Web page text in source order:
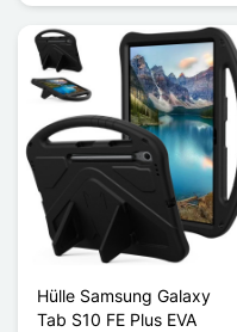
Hülle Samsung Galaxy
Tab S10 FE Plus EVA